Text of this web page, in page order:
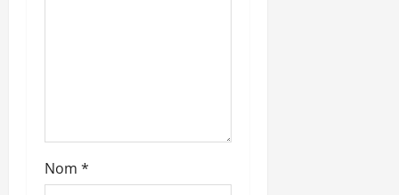
Nom *